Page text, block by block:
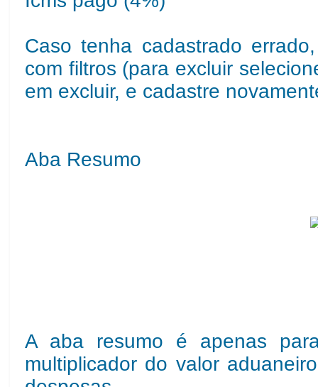
Caso tenha cadastrado
com filtros (para excluir
em excluir, e cadastre
Aba Resumo
A aba resumo é apenas
multiplicador do valor